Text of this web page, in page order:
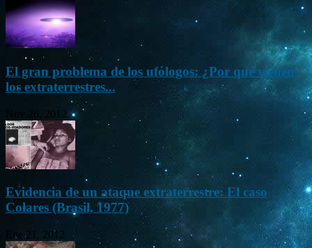
El gran problema de los ufólogos: ¿Por qué vienen
los extraterrestres...
Nov 26, 2012
Evidencia de un ataque extraterrestre: El caso
Colares (Brasil, 1977)
Ene 21, 2012